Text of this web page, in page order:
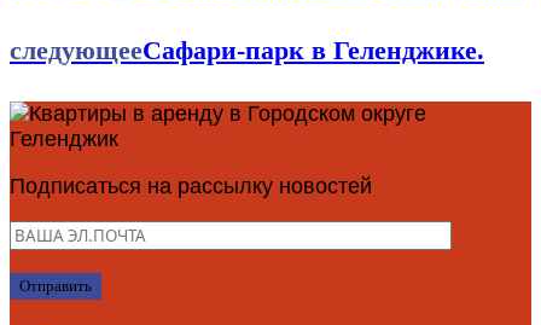
следующееСафари-парк в Геленджике.
Подписаться на рассылку новостей